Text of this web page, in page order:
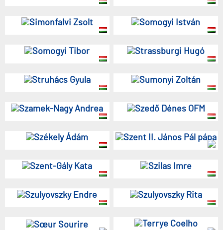
Simonfalvi Zsolt Somogyi István
Somogyi Tibor Strassburgi Hugó
Struhács Gyula Sumonyi Zoltán
Szamek-Nagy Andrea Szedő Dénes OFM
Székely Ádám Szent II. János Pál pápa
Szent-Gály Kata Szilas Imre
Szulyovszky Endre Szulyovszky Rita
Sœur Sourire Terrye Coelho